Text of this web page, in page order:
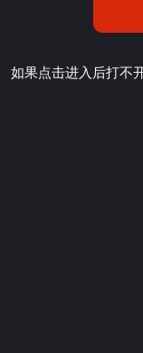
如果点击进入后打不